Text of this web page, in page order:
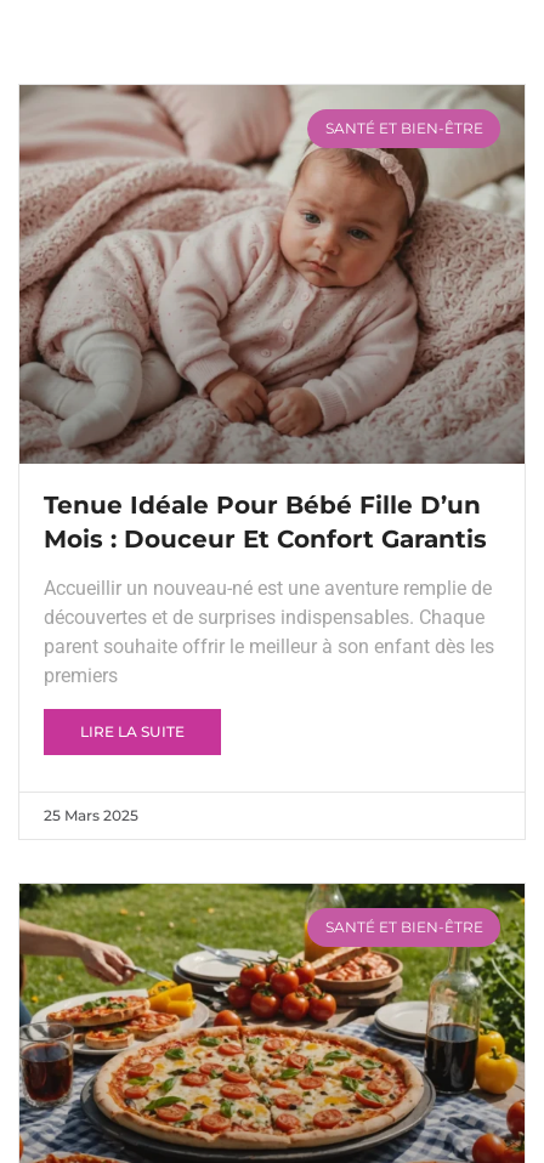
SANTÉ ET BIEN-ÊTRE
Tenue Idéale Pour Bébé Fille D’un
Mois : Douceur Et Confort Garantis
Accueillir un nouveau-né est une aventure remplie de
découvertes et de surprises indispensables. Chaque
parent souhaite offrir le meilleur à son enfant dès les
premiers
LIRE LA SUITE
25 Mars 2025
SANTÉ ET BIEN-ÊTRE